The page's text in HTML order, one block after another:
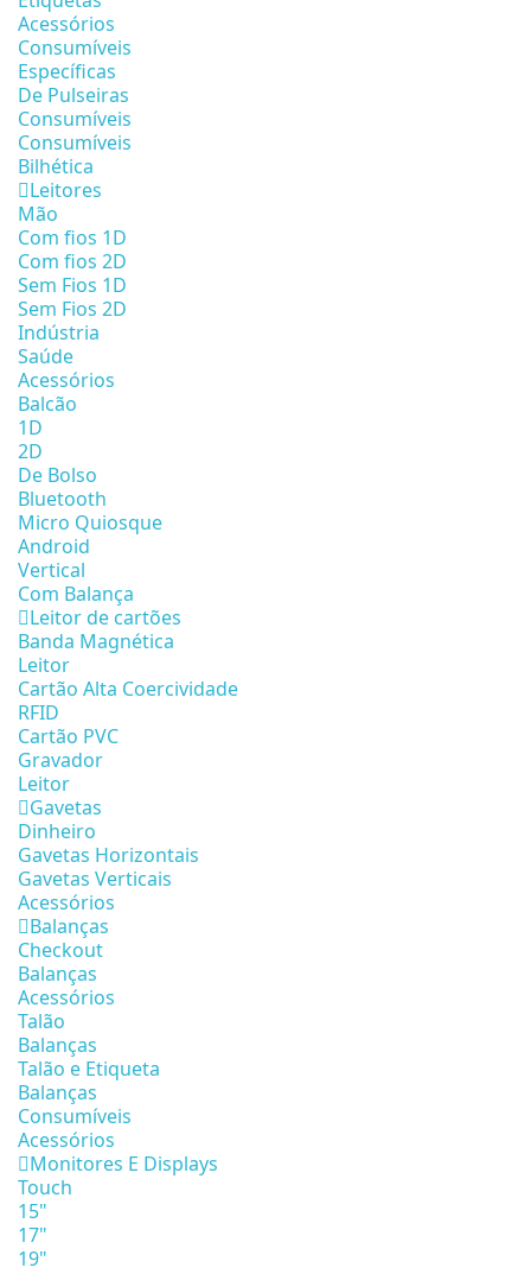
Acessórios
Consumíveis
Específicas
De Pulseiras
Consumíveis
Consumíveis
Bilhética
Leitores
Mão
Com fios 1D
Com fios 2D
Sem Fios 1D
Sem Fios 2D
Indústria
Saúde
Acessórios
Balcão
1D
2D
De Bolso
Bluetooth
Micro Quiosque
Android
Vertical
Com Balança
Leitor de cartões
Banda Magnética
Leitor
Cartão Alta Coercividade
RFID
Cartão PVC
Gravador
Leitor
Gavetas
Dinheiro
Gavetas Horizontais
Gavetas Verticais
Acessórios
Balanças
Checkout
Balanças
Acessórios
Talão
Balanças
Talão e Etiqueta
Balanças
Consumíveis
Acessórios
Monitores E Displays
Touch
15"
17"
19"